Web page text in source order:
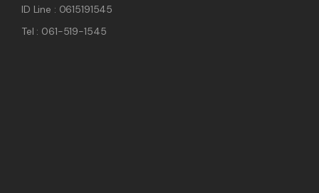
ID Line : 0615191545
Tel : 061-519-1545